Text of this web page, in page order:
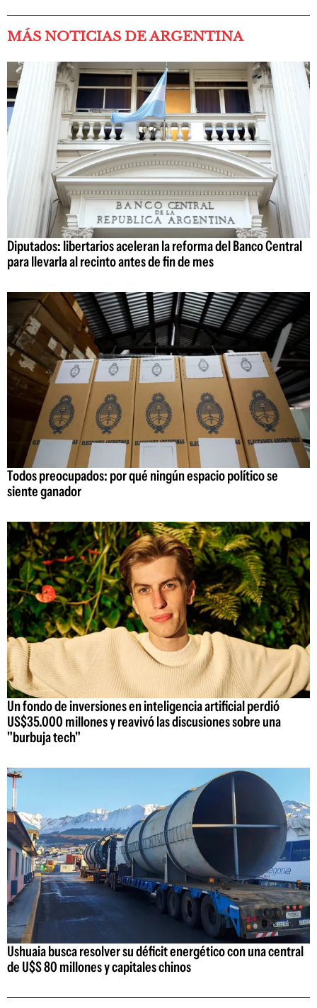
MÁS NOTICIAS DE ARGENTINA
Diputados: libertarios aceleran la reforma del Banco Central
para llevarla al recinto antes de fin de mes
Todos preocupados: por qué ningún espacio político se
siente ganador
Un fondo de inversiones en inteligencia artificial perdió
US$35.000 millones y reavivó las discusiones sobre una
"burbuja tech"
Ushuaia busca resolver su déficit energético con una central
de U$S 80 millones y capitales chinos